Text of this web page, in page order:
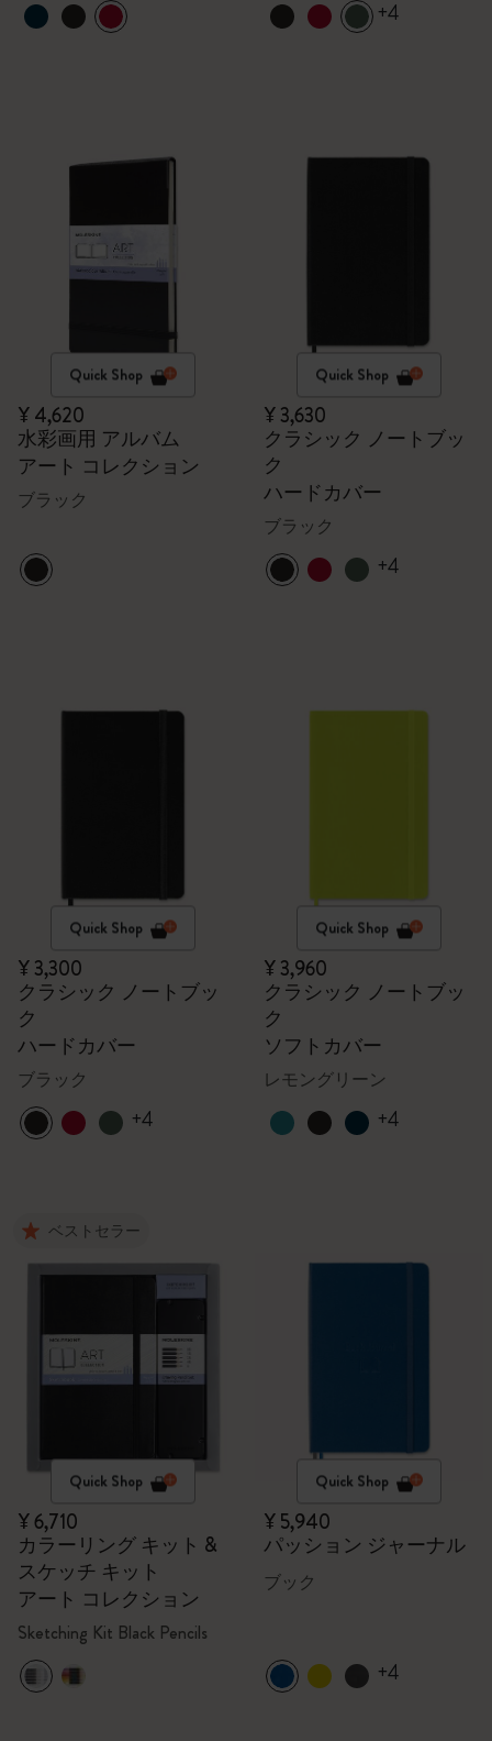
+4
Quick Shop
¥ 4,620
水彩画用 アルバム
アート コレクション
ブラック
Quick Shop
¥ 3,630
クラシック ノートブッ
ク
ハードカバー
ブラック
+4
Quick Shop
¥ 3,300
クラシック ノートブッ
ク
ハードカバー
ブラック
+4
Quick Shop
¥ 3,960
クラシック ノートブッ
ク
ソフトカバー
レモングリーン
+4
ベストセラー
Quick Shop
¥ 6,710
カラーリング キット &
スケッチ キット
アート コレクション
Sketching Kit Black Pencils
Quick Shop
¥ 5,940
パッション ジャーナル
ブック
+4